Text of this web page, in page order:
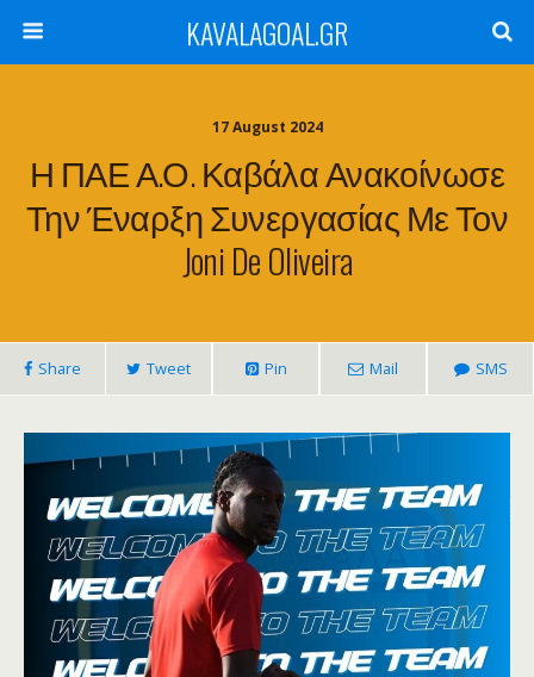
KAVALAGOAL.GR
17 August 2024
Η ΠΑΕ Α.Ο. Καβάλα Ανακοίνωσε
Την Έναρξη Συνεργασίας Με Τον
Joni De Oliveira
Share Tweet Pin Mail SMS